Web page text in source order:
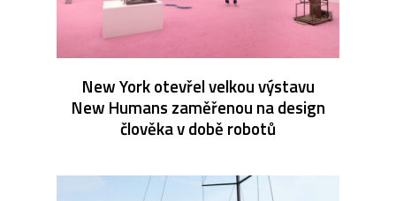
New York otevřel velkou výstavu
New Humans zaměřenou na design
člověka v době robotů